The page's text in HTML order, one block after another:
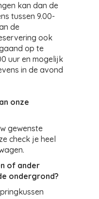
kan dan de
tussen 9.00-
de
ook
op te
uur en mogelijk
in de avond
onze
gewenste
check je heel
of ander
ondergrond?